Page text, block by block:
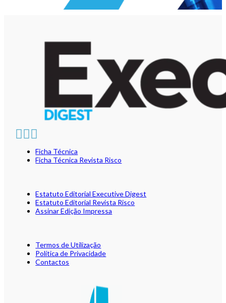
Ficha Técnica
Ficha Técnica Revista Risco
Estatuto Editorial Executive Digest
Estatuto Editorial Revista Risco
Assinar Edição Impressa
Termos de Utilização
Política de Privacidade
Contactos